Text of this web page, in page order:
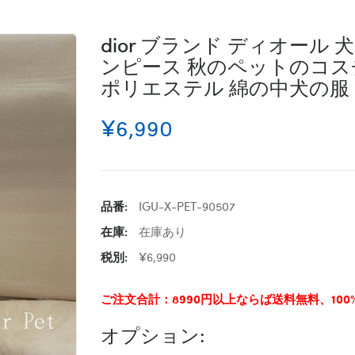
dior ブランド ディオール
ンピース 秋のペットのコ
ポリエステル 綿の中犬の服
¥6,990
品番:
IGU-X-PET-90507
在庫:
在庫あり
税別:
¥6,990
ご注文合計：8990円以上ならば送料無料、
オプション: